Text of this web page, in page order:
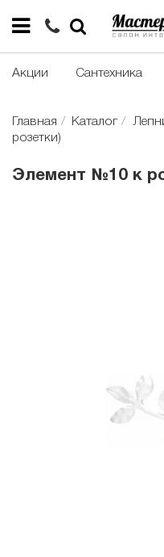
Акции Сантехника
Главная Каталог
розетки)
Элемент №10 к